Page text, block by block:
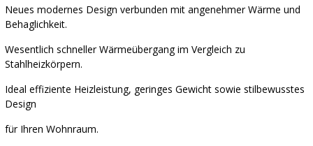
Neues modernes Design verbunden mit angenehmer Wärme und
Behaglichkeit.
Wesentlich schneller Wärmeübergang im Vergleich zu
Stahlheizkörpern.
Ideal effiziente Heizleistung, geringes Gewicht sowie stilbewusstes
Design
für Ihren Wohnraum.